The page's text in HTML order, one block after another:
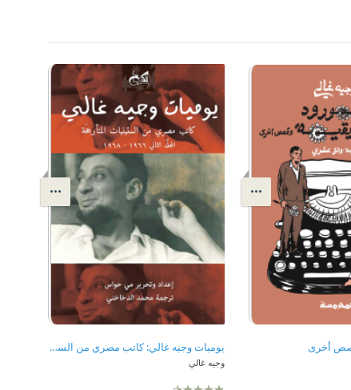
أخرى يوميات وجيه غالي: كاتب مصري من الستينيات المتأرجحة - المجلد الثاني 1966-1968
وجيه غالي